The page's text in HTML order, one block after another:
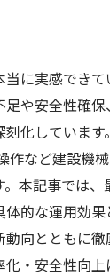
に実感でき
や安全性確
化しています
作など建設機
本記事では
的な運用効果
向とともに徹
・安全性向